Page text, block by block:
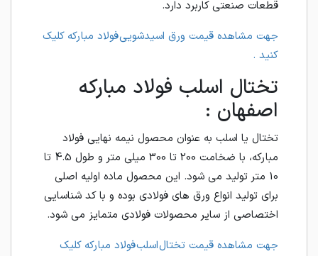
قطعات صنعتی کاربرد دارد.
جهت مشاهده قیمت ورق اسیدشویی فولاد مبارکه کلیک
کنید .
تختال اسلب فولاد مبارکه
اصفهان :
تختال یا اسلب به عنوان محصول نیمه نهایی فولاد
مبارکه، با ضخامت 200 تا 300 میلی متر و طول 4.5 تا
10 متر تولید می شود. این محصول ماده اولیه اصلی
برای تولید انواع ورق های فولادی بوده و با کد شناسایی
اختصاصی از سایر محصولات فولادی متمایز می شود.
جهت مشاهده قیمت تختال اسلب فولاد مبارکه کلیک